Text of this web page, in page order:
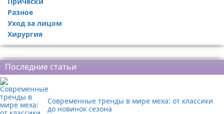
Разное
Уход за лицом
Хирургия
Последние статьи
Современные тренды в мире меха: от классики
до новинок сезона